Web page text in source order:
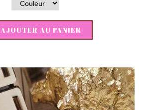
AJOUTER AU PANIER